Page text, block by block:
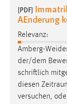
[PDF]
AEnderung
Relevanz:
Amberg-
der/dem
schriftlich
diesen
versuchen,
Name:
fe_user,
Zweck:
Dieser
einloggen
Cookie
24 Stunden